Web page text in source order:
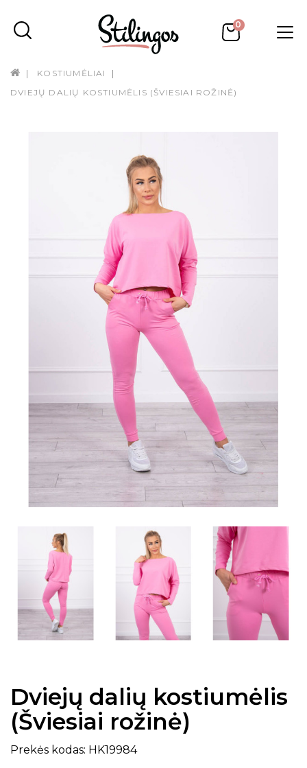
0
KOSTIUMĖLIAI
DVIEJŲ DALIŲ KOSTIUMĖLIS (ŠVIESIAI ROŽINĖ)
Dviejų dalių kostiumėlis
(Šviesiai rožinė)
Prekės kodas: HK19984